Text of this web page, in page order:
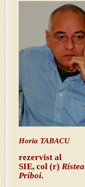
Horia TABACU
rezervist al
SIE, col (r) Ristea
Priboi.